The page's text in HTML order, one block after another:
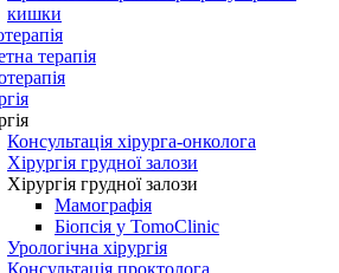
кишки
терапія
Консультація хірурга-онколога
Хірургія грудної залози
Хірургія грудної залози
Мамографія
Біопсія у TomoClinic
Урологічна хірургія
Консультація проктолога